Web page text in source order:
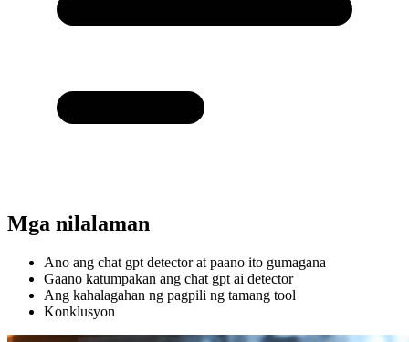
Mga nilalaman
Ano ang chat gpt detector at paano ito gumagana
Gaano katumpakan ang chat gpt ai detector
Ang kahalagahan ng pagpili ng tamang tool
Konklusyon